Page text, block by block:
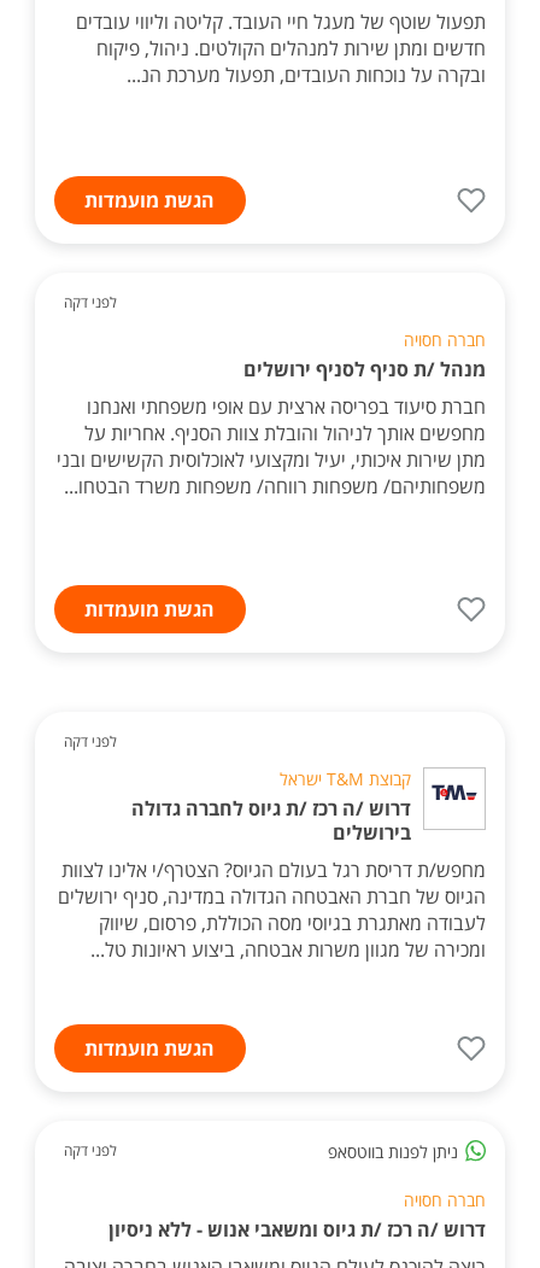
תפעול שוטף של מעגל חיי העובד. קליטה וליווי עובדים
חדשים ומתן שירות למנהלים הקולטים. ניהול, פיקוח
ובקרה על נוכחות העובדים, תפעול מערכת הנ...
הגשת מועמדות
לפני דקה
חברה חסויה
מנהל /ת סניף לסניף ירושלים
חברת סיעוד בפריסה ארצית עם אופי משפחתי ואנחנו
מחפשים אותך לניהול והובלת צוות הסניף. אחריות על
מתן שירות איכותי, יעיל ומקצועי לאוכלוסית הקשישים ובני
משפחותיהם/ משפחות רווחה/ משפחות משרד הבטחו...
הגשת מועמדות
לפני דקה
קבוצת T&M ישראל
דרוש /ה רכז /ת גיוס לחברה גדולה
בירושלים
מחפש/ת דריסת רגל בעולם הגיוס? הצטרף/י אלינו לצוות
הגיוס של חברת האבטחה הגדולה במדינה, סניף ירושלים
לעבודה מאתגרת בגיוסי מסה הכוללת, פרסום, שיווק
ומכירה של מגוון משרות אבטחה, ביצוע ראיונות טל...
הגשת מועמדות
ניתן לפנות בווטסאפ לפני דקה
חברה חסויה
דרוש /ה רכז /ת גיוס ומשאבי אנוש - ללא ניסיון